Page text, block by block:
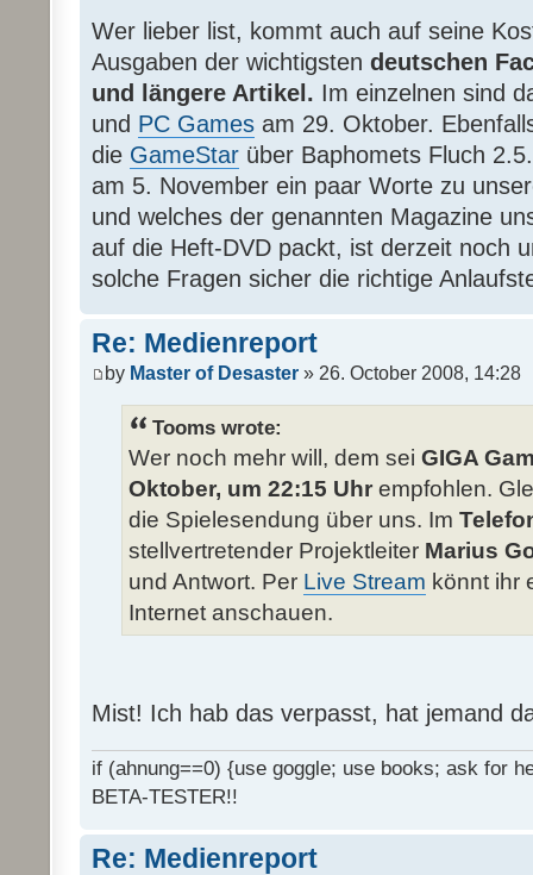
Wer lieber list, kommt auch auf seine
Ausgaben der wichtigsten deutschen
und längere Artikel. Im einzelnen sind
und PC Games am 29. Oktober.
die GameStar über Baphomets Fluch
am 5. November ein paar Worte zu
und welches der genannten Magazine
auf die Heft-DVD packt, ist derzeit noch
solche Fragen sicher die richtige
Re: Medienreport
by Master of Desaster » 26. October 2008, 14:28
Tooms wrote:
Wer noch mehr will, dem sei GIGA
Oktober, um 22:15 Uhr empfohlen.
die Spielesendung über uns. Im
stellvertretender Projektleiter Marius
und Antwort. Per Live Stream könnt ihr
Internet anschauen.
Mist! Ich hab das verpasst, hat jemand
if (ahnung==0) {use goggle; use books; ask for
BETA-TESTER!!
Re: Medienreport